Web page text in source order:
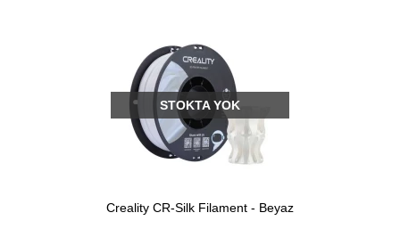
STOKTA YOK
Creality CR-Silk Filament - Beyaz